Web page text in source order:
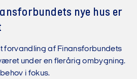
nye hus er
forvandling af Finansforbundets
under en flerårig ombygning.
i fokus.